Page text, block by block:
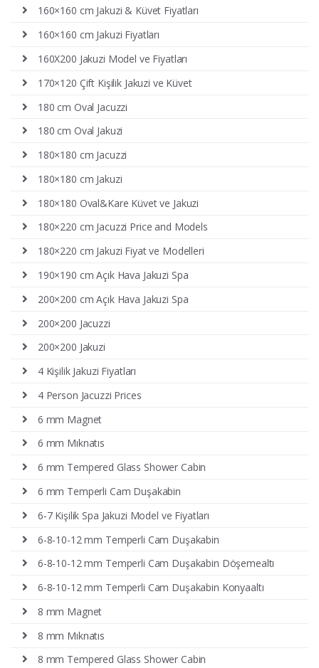
160×160 cm Jakuzi & Küvet Fiyatları
160×160 cm Jakuzi Fiyatları
160X200 Jakuzi Model ve Fiyatları
170×120 Çift Kişilik Jakuzi ve Küvet
180 cm Oval Jacuzzi
180 cm Oval Jakuzi
180×180 cm Jacuzzi
180×180 cm Jakuzi
180×180 Oval&Kare Küvet ve Jakuzi
180×220 cm Jacuzzi Price and Models
180×220 cm Jakuzi Fiyat ve Modelleri
190×190 cm Açık Hava Jakuzi Spa
200×200 cm Açık Hava Jakuzi Spa
200×200 Jacuzzi
200×200 Jakuzi
4 Kişilik Jakuzi Fiyatları
4 Person Jacuzzi Prices
6 mm Magnet
6 mm Mıknatıs
6 mm Tempered Glass Shower Cabin
6 mm Temperli Cam Duşakabin
6-7 Kişilik Spa Jakuzi Model ve Fiyatları
6-8-10-12 mm Temperli Cam Duşakabin
6-8-10-12 mm Temperli Cam Duşakabin Döşemealtı
6-8-10-12 mm Temperli Cam Duşakabin Konyaaltı
8 mm Magnet
8 mm Mıknatıs
8 mm Tempered Glass Shower Cabin